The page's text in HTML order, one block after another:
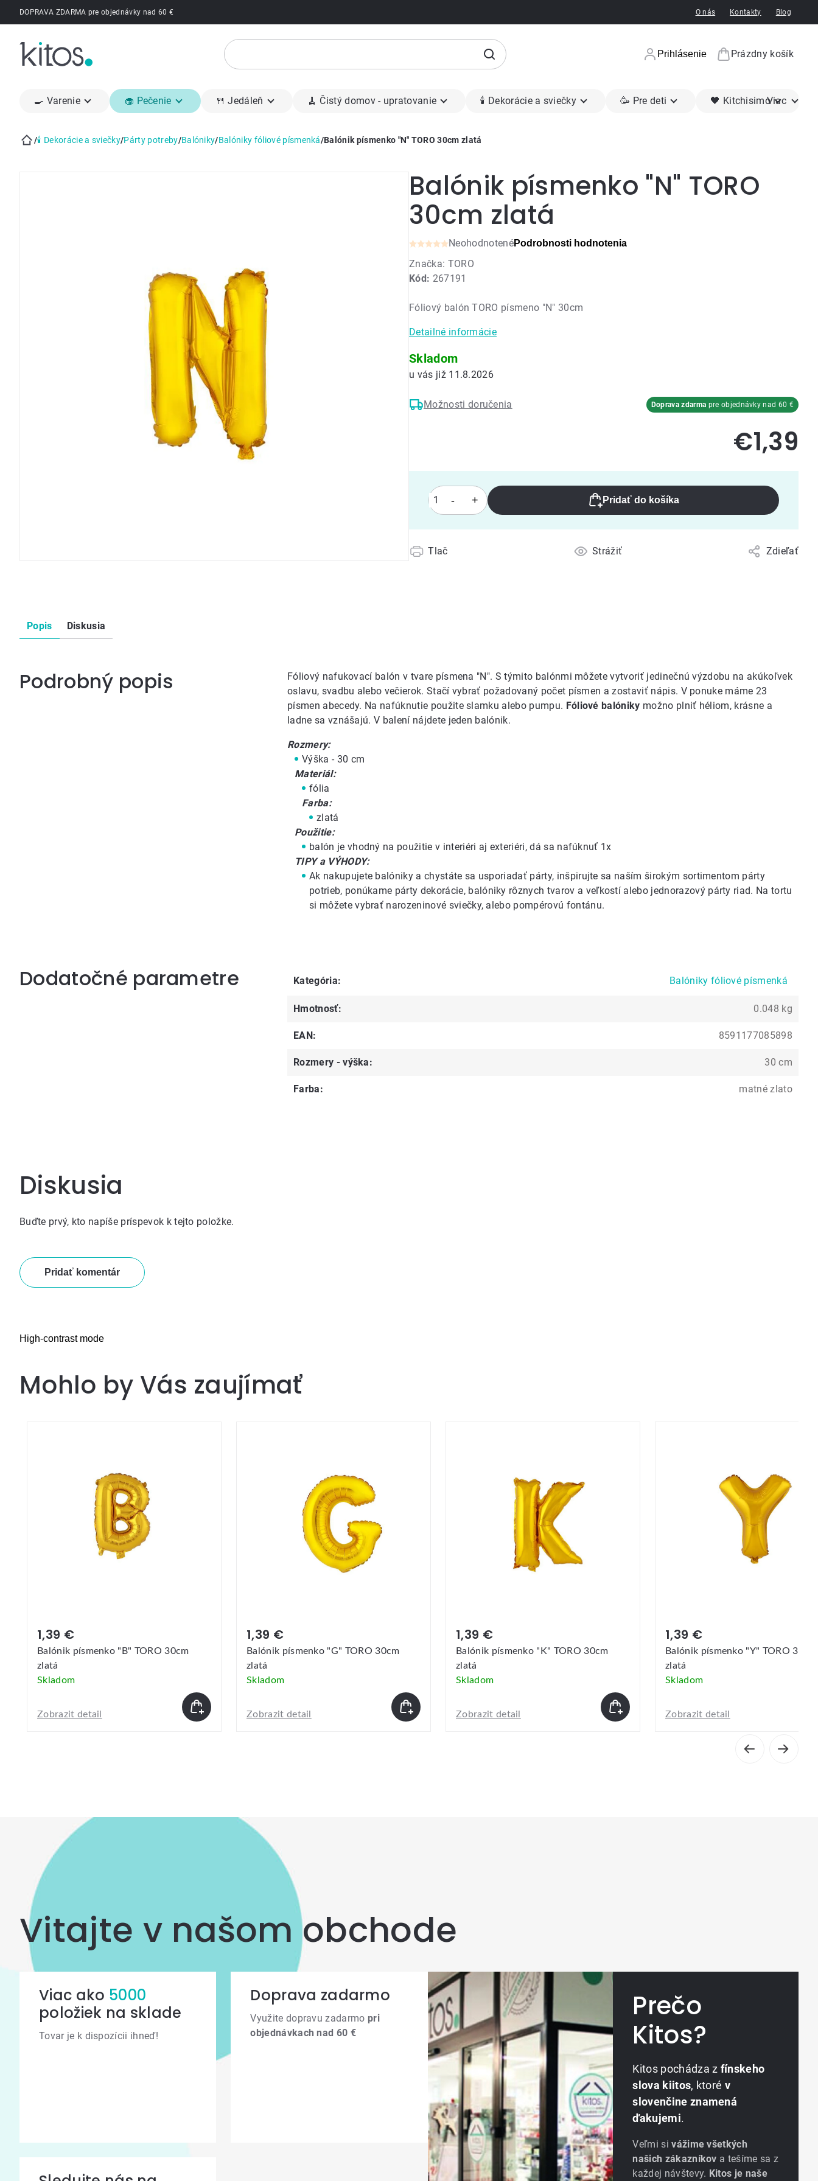
PrejsťDOPRAVA ZDARMA pre objednávky nad 60 € O nás Kontakty Blog
Prihlásenie
Nákupný
Prázdny košík
🍳 Varenie 🧁 Pečenie 🍴 Jedáleň 🧹 Čistý domov - upratovanie 🕯 Dekorácie a sviečky 🥳 Pre deti 🖤 KitchisimoViac
/🕯 Dekorácie a sviečky/Párty potreby/Balóniky/Balóniky fóliové písmenká/Balónik písmenko "N" TORO 30cm zlatá
Balónik písmenko "N" TORO
30cm zlatá
Kód: 267191
Priemerné
hodnotenie
produktu
0,0
5
hviezdičiek.
NeohodnotenéPodrobnosti hodnotenia
Značka: TORO
Pridať do košíka
Fóliový balón TORO písmeno "N" 30cm
Detailné informácie
Tlač Strážiť Zdieľať
Skladom
11.8.2026
Možnosti doručenia Doprava zdarma pre objednávky nad 60 €
€1,39
Popis Diskusia
Podrobný popis
Fóliový nafukovací balón v tvare písmena "N". S týmito balónmi môžete vytvoriť jedinečnú výzdobu na akúkoľvek
oslavu, svadbu alebo večierok. Stačí vybrať požadovaný počet písmen a zostaviť nápis. V ponuke máme 23
písmen abecedy. Na nafúknutie použite slamku alebo pumpu. Fóliové balóniky možno plniť héliom, krásne a
ladne sa vznášajú. V balení nájdete jeden balónik.
Rozmery:
Výška - 30 cm
Materiál:
fólia
Farba:
zlatá
Použitie:
balón je vhodný na použitie v interiéri aj exteriéri, dá sa nafúknuť 1x
TIPY a VÝHODY:
Ak nakupujete balóniky a chystáte sa usporiadať párty, inšpirujte sa našímširokým sortimentom párty
potrieb, ponúkame párty dekorácie, balóniky rôznych tvarov a veľkostí alebo jednorazový párty riad. Na tortu
si môžete vybrať narozeninové sviečky, alebo pompérovú fontánu.
Dodatočné parametre Kategória: Balóniky fóliové písmenká
Hmotnosť: 0.048 kg
EAN: 8591177085898
Rozmery - výška: 30 cm
Farba: matné zlato
Diskusia
Buďte prvý, kto napíše príspevok k tejto položke.
Pridať komentár
High-contrast mode
Mohlo by Vás zaujímať
1,39 €
Balónik písmenko "G" TORO 30cm
zlatá
Skladom
Zobrazit detail
1,39 €
Balónik písmenko "K" TORO 30cm
zlatá
Skladom
Zobrazit detail
1,39 €
Balónik písmenko "Y" TORO 30cm
zlatá
Skladom
Zobrazit detail
1,39 €
Balónik písmenko "D" TORO 30cm
zlatá
Skladom
Zobrazit detail
Vitajte v našom obchode
Viac ako 5000
položiek na sklade
Tovar je k dispozícii ihneď!
Doprava zadarmo
Využite dopravu zadarmo pri
objednávkach nad 60 €
Prečo
Kitos?
Kitos pochádza z fínskeho
slova kiitos, ktoré v
slovenčine znamená
ďakujemi.
Veľmi sivážime všetkých
našich zákazníkov a tešíme sa z
každej návštevy. Kitos je naše